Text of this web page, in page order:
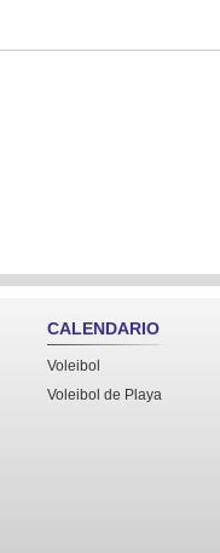
CALENDARIO
Voleibol
Voleibol de Playa